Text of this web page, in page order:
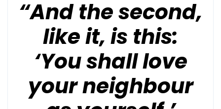
“And the second,
like it, is this:
‘You shall love
your neighbour